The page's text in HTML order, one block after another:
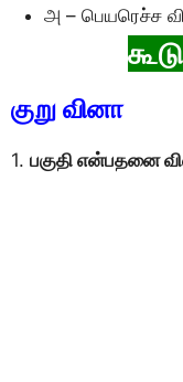
அ – பெயரெச்ச
குறு வினா
1. பகுதி என்பதனை